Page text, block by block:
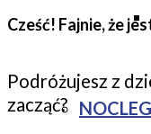
Cześć! Fajnie, że
Podróżujesz z
zacząć?